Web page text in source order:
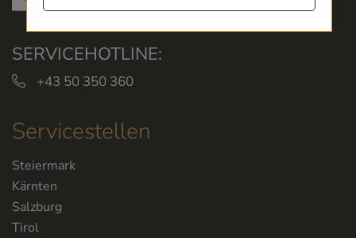
SERVICEHOTLINE:
+43 50 350 360
Servicestellen
Steiermark
Kärnten
Salzburg
Tirol